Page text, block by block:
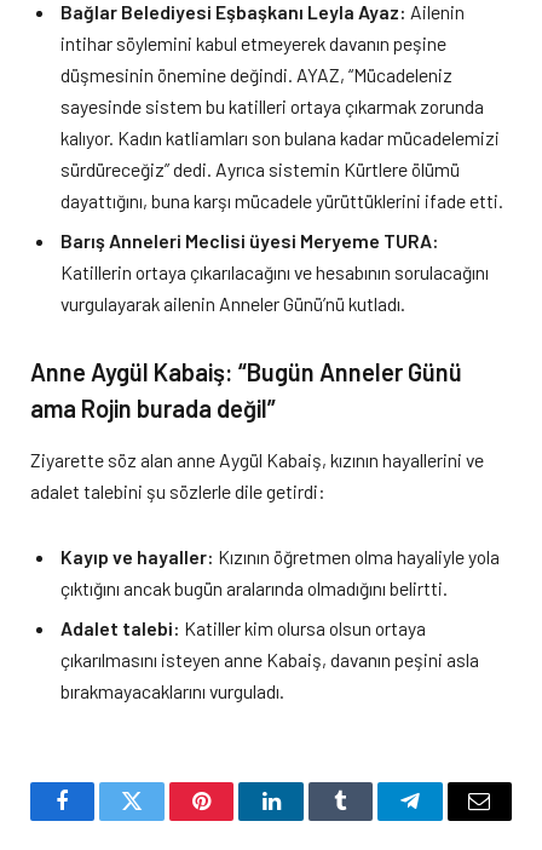
Bağlar Belediyesi Eşbaşkanı Leyla Ayaz: Ailenin
intihar söylemini kabul etmeyerek davanın peşine
düşmesinin önemine değindi. AYAZ, “Mücadeleniz
sayesinde sistem bu katilleri ortaya çıkarmak zorunda
kalıyor. Kadın katliamları son bulana kadar mücadelemizi
sürdüreceğiz” dedi. Ayrıca sistemin Kürtlere ölümü
dayattığını, buna karşı mücadele yürüttüklerini ifade etti.
Barış Anneleri Meclisi üyesi Meryeme TURA:
Katillerin ortaya çıkarılacağını ve hesabının sorulacağını
vurgulayarak ailenin Anneler Günü’nü kutladı.
Anne Aygül Kabaiş: “Bugün Anneler Günü
ama Rojin burada değil”
Ziyarette söz alan anne Aygül Kabaiş, kızının hayallerini ve
adalet talebini şu sözlerle dile getirdi:
Kayıp ve hayaller: Kızının öğretmen olma hayaliyle yola
çıktığını ancak bugün aralarında olmadığını belirtti.
Adalet talebi: Katiller kim olursa olsun ortaya
çıkarılmasını isteyen anne Kabaiş, davanın peşini asla
bırakmayacaklarını vurguladı.
FacebookTwitter PinterestLinkedInTumblr TelegramEmail